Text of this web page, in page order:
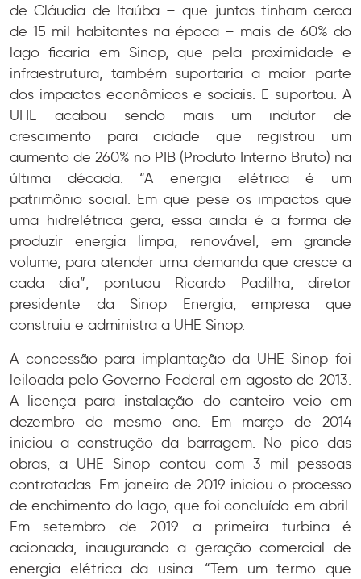
de Cláudia de Itaúba – que juntas tinham cerca
de 15 mil habitantes na época – mais de 60% do
lago ficaria em Sinop, que pela proximidade e
infraestrutura, também suportaria a maior parte
dos impactos econômicos e sociais. E suportou. A
UHE acabou sendo mais um indutor de
crescimento para cidade que registrou um
aumento de 260% no PIB (Produto Interno Bruto) na
última década. “A energia elétrica é um
patrimônio social. Em que pese os impactos que
uma hidrelétrica gera, essa ainda é a forma de
produzir energia limpa, renovável, em grande
volume, para atender uma demanda que cresce a
cada dia”, pontuou Ricardo Padilha, diretor
presidente da Sinop Energia, empresa que
construiu e administra a UHE Sinop.
A concessão para implantação da UHE Sinop foi
leiloada pelo Governo Federal em agosto de 2013.
A licença para instalação do canteiro veio em
dezembro do mesmo ano. Em março de 2014
iniciou a construção da barragem. No pico das
obras, a UHE Sinop contou com 3 mil pessoas
contratadas. Em janeiro de 2019 iniciou o processo
de enchimento do lago, que foi concluído em abril.
Em setembro de 2019 a primeira turbina é
acionada, inaugurando a geração comercial de
energia elétrica da usina. “Tem um termo que